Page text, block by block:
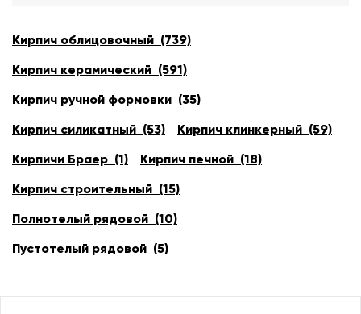
Кирпич облицовочный (739)
Кирпич керамический (591)
Кирпич ручной формовки (35)
Кирпич силикатный (53)
Кирпич клинкерный (59)
Кирпичи Браер (1)
Кирпич печной (18)
Кирпич строительный (15)
Полнотелый рядовой (10)
Пустотелый рядовой (5)